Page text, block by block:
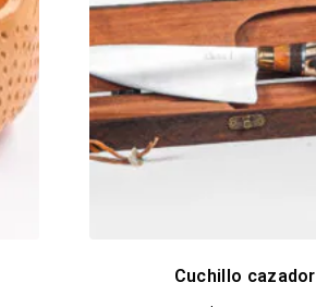
Cuchillo cazador